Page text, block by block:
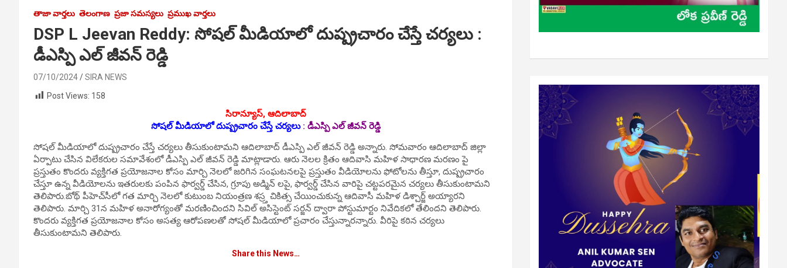
తాజా వార్తలు తెలంగాణ ప్రజా సమస్యలు ప్రముఖ వార్తలు
DSP L Jeevan Reddy: సోషల్ మీడియాలో దుష్ప్రచారం చేస్తే చర్యలు :
డీఎస్పి ఎల్ జీవన్ రెడ్డి
07/10/2024
SIRA NEWS
Post Views: 158
సిరాన్యూస్‌, ఆదిలాబాద్‌
సోషల్ మీడియాలో దుష్ప్రచారం చేస్తే చర్యలు: డీఎస్పి ఎల్ జీవన్ రెడ్డి
సోషల్ మీడియాలో దుష్ప్రచారం చేస్తే చర్యలు తీసుకుంటామ‌ని ఆదిలాబాద్ డీఎస్పి ఎల్ జీవన్ రెడ్డి అన్నారు. సోమ‌వారం ఆదిలాబాద్ జిల్లా
ఏర్పాటు చేసిన విలేక‌రుల స‌మావేశంలో డీఎస్పి ఎల్ జీవన్ రెడ్డి మాట్లాడారు. ఆరు నెలల క్రితం ఆదివాసి మహిళ సాధారణ మరణం పై
ప్రస్తుతం కొందరు వ్యక్తిగత ప్రయోజనాల కోసం మార్చి నెలలో జరిగిన సంఘటనలపై ప్రస్తుతం వీడియోలను ఫోటోలను తీస్తూ, దుష్ప్రచారం
చేస్తూ ఉన్న వీడియోలను ఇతరులకు పంపిన ఫార్వర్డ్ చేసిన, గ్రూపు అడ్మిన్ లపై, ఫార్వర్డ్ చేసిన వారిపై చట్టపరమైన చర్యలు తీసుకుంటామని
తెలిపారు.బోథ్ పీహెచ్‌సీలో గ‌త మార్చి నెల‌లో కుటుంబ నియంత్ర‌ణ శ‌స్ర్త చికిత్స‌ చేయించుకున్న ఆదివాసీ మ‌హిళ డిశ్చార్జ్ అయ్యార‌ని
తెలిపారు. మార్చి 31న మ‌హిళ అనారోగ్యంతో మ‌ర‌ణించింద‌ని సివిల్ అసిస్టెంట్ స‌ర్జ‌న్ ద్వారా పోస్టుమార్టం నివేదిక‌లో తేలింద‌ని తెలిపారు.
కొంద‌రు వ్య‌క్తిగ‌త ప్ర‌యోజ‌నాల కోసం అస‌త్య ఆరోప‌ణ‌లతో సోష‌ల్ మీడియాలో ప్ర‌చారం చేస్తున్నార‌న్నారు. వీరిపై క‌ఠిన చ‌ర్య‌లు
తీసుకుంటామ‌ని తెలిపారు.
Share this News…